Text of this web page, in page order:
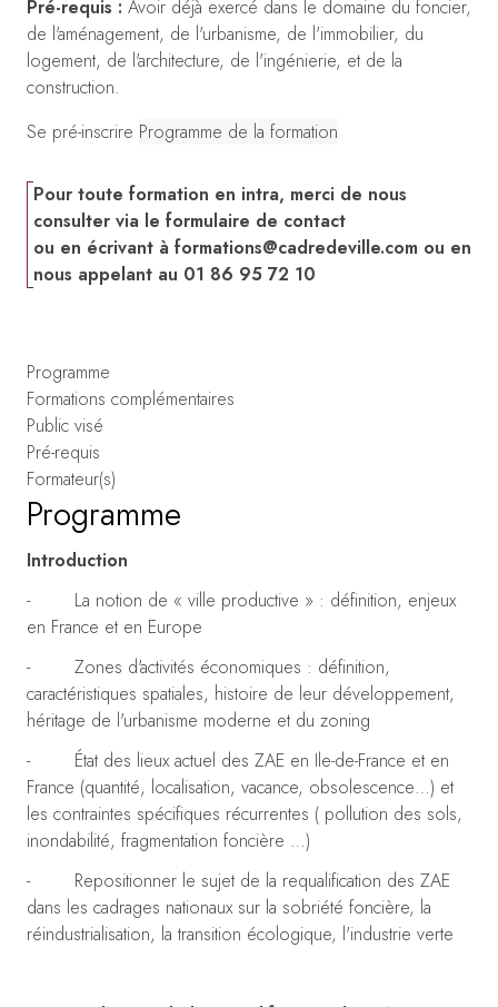
Pré-requis : Avoir déjà exercé dans le domaine du foncier,
de l'aménagement, de l'urbanisme, de l'immobilier, du
logement, de l'architecture, de l'ingénierie, et de la
construction.
Se pré-inscrire Programme de la formation
Pour toute formation en intra, merci de nous
consulter via le formulaire de contact
ou en écrivant à formations@cadredeville.com ou en
nous appelant au 01 86 95 72 10
Programme
Formations complémentaires
Public visé
Pré-requis
Formateur(s)
Programme
Introduction
- La notion de « ville productive » : définition, enjeux
en France et en Europe
- Zones d'activités économiques : définition,
caractéristiques spatiales, histoire de leur développement,
héritage de l'urbanisme moderne et du zoning
- État des lieux actuel des ZAE en Ile-de-France et en
France (quantité, localisation, vacance, obsolescence…) et
les contraintes spécifiques récurrentes ( pollution des sols,
inondabilité, fragmentation foncière …)
- Repositionner le sujet de la requalification des ZAE
dans les cadrages nationaux sur la sobriété foncière, la
réindustrialisation, la transition écologique, l'industrie verte